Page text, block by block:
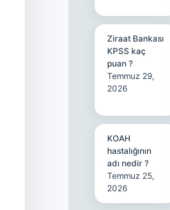
Ziraat Bankası
KPSS kaç
puan ?
Temmuz 29,
2026
KOAH
hastalığının
adı nedir ?
Temmuz 25,
2026